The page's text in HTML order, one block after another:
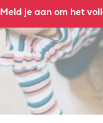
Meld je aan om het